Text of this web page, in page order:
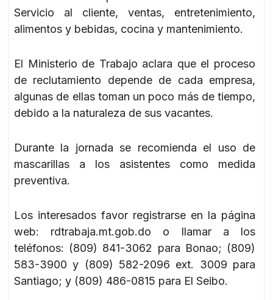
Servicio al cliente, ventas, entretenimiento,
alimentos y bebidas, cocina y mantenimiento.
El Ministerio de Trabajo aclara que el proceso
de reclutamiento depende de cada empresa,
algunas de ellas toman un poco más de tiempo,
debido a la naturaleza de sus vacantes.
Durante la jornada se recomienda el uso de
mascarillas a los asistentes como medida
preventiva.
Los interesados favor registrarse en la página
web: rdtrabaja.mt.gob.do o llamar a los
teléfonos: (809) 841-3062 para Bonao; (809)
583-3900 y (809) 582-2096 ext. 3009 para
Santiago; y (809) 486-0815 para El Seibo.